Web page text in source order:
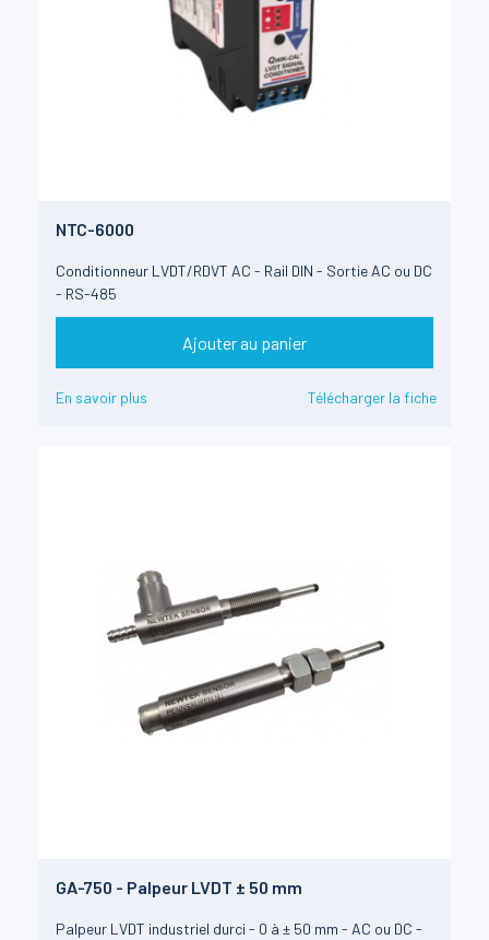
NTC-6000
Conditionneur LVDT/RDVT AC - Rail DIN - Sortie AC ou DC
- RS-485
Ajouter au panier
En savoir plus Télécharger la fiche
GA-750 - Palpeur LVDT ± 50 mm
Palpeur LVDT industriel durci - 0 à ± 50 mm - AC ou DC -